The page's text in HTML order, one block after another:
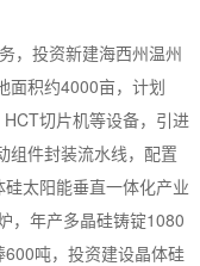
，投资新建海西州温州
面积约4000亩，计划
切片机等设备，引进
组件封装流水线，配置
太阳能垂直一体化产业
，年产多晶硅铸锭1080
吨，投资建设晶体硅